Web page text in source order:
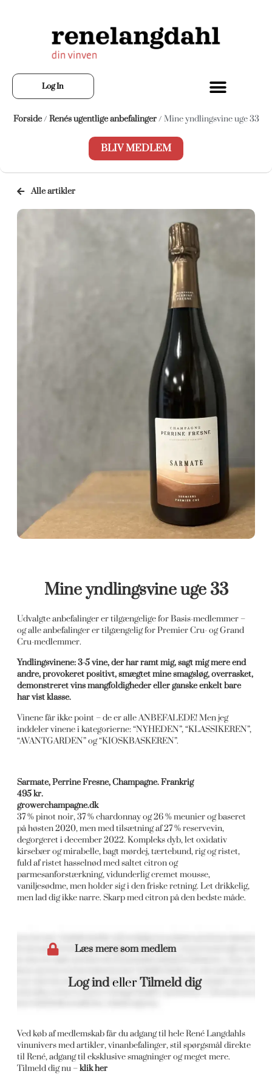
Log In
Forside/ Renés ugentlige anbefalinger/ Mine yndlingsvine uge 33
BLIV MEDLEM
Alle artikler
Mine yndlingsvine uge 33
Udvalgte anbefalinger er tilgængelige for Basis-medlemmer –
og alle anbefalinger er tilgængelig for Premier Cru- og Grand
Cru-medlemmer.
Yndlingsvinene: 3-5 vine, der har ramt mig, sagt mig mere end
andre, provokeret positivt, smægtet mine smagsløg, overrasket,
demonstreret vins mangfoldigheder eller ganske enkelt bare
har vist klasse.
Vinene får ikke point – de er alle ANBEFALEDE! Men jeg
inddeler vinene i kategorierne: “NYHEDEN”, “KLASSIKEREN”,
“AVANTGARDEN” og “KIOSKBASKEREN”.
Sarmate, Perrine Fresne, Champagne. Frankrig
495 kr.
growerchampagne.dk
37 % pinot noir, 37 % chardonnay og 26 % meunier og baseret
på høsten 2020, men med tilsætning af 27 % reservevin,
degorgeret i december 2022. Kompleks dyb, let oxidativ
kirsebær og mirabelle, bagt mørdej, tærtebund, rig og ristet,
fuld af ristet hasselnød med saltet citron og
parmesanforstærkning, vidunderlig cremet mousse,
vaniljesødme, men holder sig i den friske retning. Let drikkelig,
men lad dig ikke narre. Skarp med citron på den bedste måde.
Læs mere som medlem
Log indellerTilmeld dig
Ved køb af medlemskab får du adgang til hele René Langdahls
vinunivers med artikler, vinanbefalinger, stil spørgsmål direkte
til René, adgang til eksklusive smagninger og meget mere.
Tilmeld dig nu –klik her